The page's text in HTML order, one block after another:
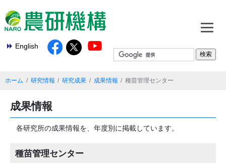
English
ホーム 研究情報 研究成果 成果情報 種苗管理センター
成果情報
各研究所の成果情報を、年度別に掲載しています。
種苗管理センター